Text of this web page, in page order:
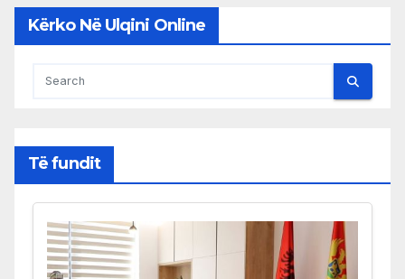
Kërko Në Ulqini Online
Të fundit